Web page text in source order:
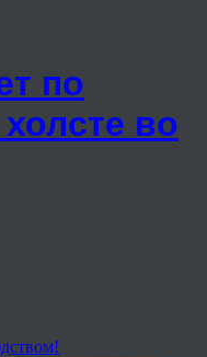
по
во